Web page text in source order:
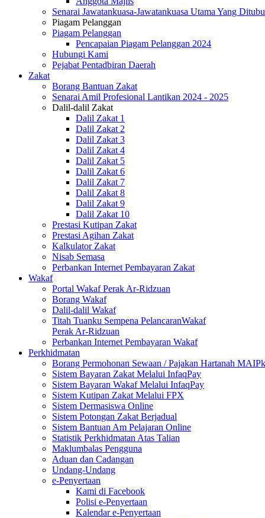
Senarai Jawatankuasa-Jawatankuasa Utama Yang
Piagam Pelanggan
Piagam Pelanggan
Pencapaian Piagam Pelanggan 2024
Hubungi Kami
Pejabat Pentadbiran Daerah
Zakat
Borang Bantuan Zakat
Senarai Amil Profesional Lantikan 2024 - 2025
Dalil-dalil Zakat
Dalil Zakat 1
Dalil Zakat 2
Dalil Zakat 3
Dalil Zakat 4
Dalil Zakat 5
Dalil Zakat 6
Dalil Zakat 7
Dalil Zakat 8
Dalil Zakat 9
Dalil Zakat 10
Prestasi Kutipan Zakat
Prestasi Agihan Zakat
Kalkulator Zakat
Nisab Semasa
Perbankan Internet Pembayaran Zakat
Wakaf
Portal Wakaf Perak Ar-Ridzuan
Borang Wakaf
Dalil-dalil Wakaf
Titah Tuanku Sempena PelancaranWakaf
Perak Ar-Ridzuan
Perbankan Internet Pembayaran Wakaf
Perkhidmatan
Borang Permohonan Sewaan / Pajakan Hartanah MAIPk
Sistem Bayaran Zakat Melalui InfaqPay
Sistem Bayaran Wakaf Melalui InfaqPay
Sistem Kutipan Zakat Melalui FPX
Sistem Dermasiswa Online
Sistem Potongan Zakat Berjadual
Sistem Bantuan Am Pelajaran Online
Statistik Perkhidmatan Atas Talian
Maklumbalas Pengguna
Aduan dan Cadangan
Undang-Undang
e-Penyertaan
Kami di Facebook
Polisi e-Penyertaan
Kalendar e-Penyertaan